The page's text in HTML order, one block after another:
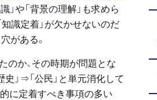
」や「背景の理解」も求めら
知識定着」が欠かせないのだ
がある。
のか、その時期が問題とな
」⇒「公民」と単元消化して
的に定着すべき事項の多い